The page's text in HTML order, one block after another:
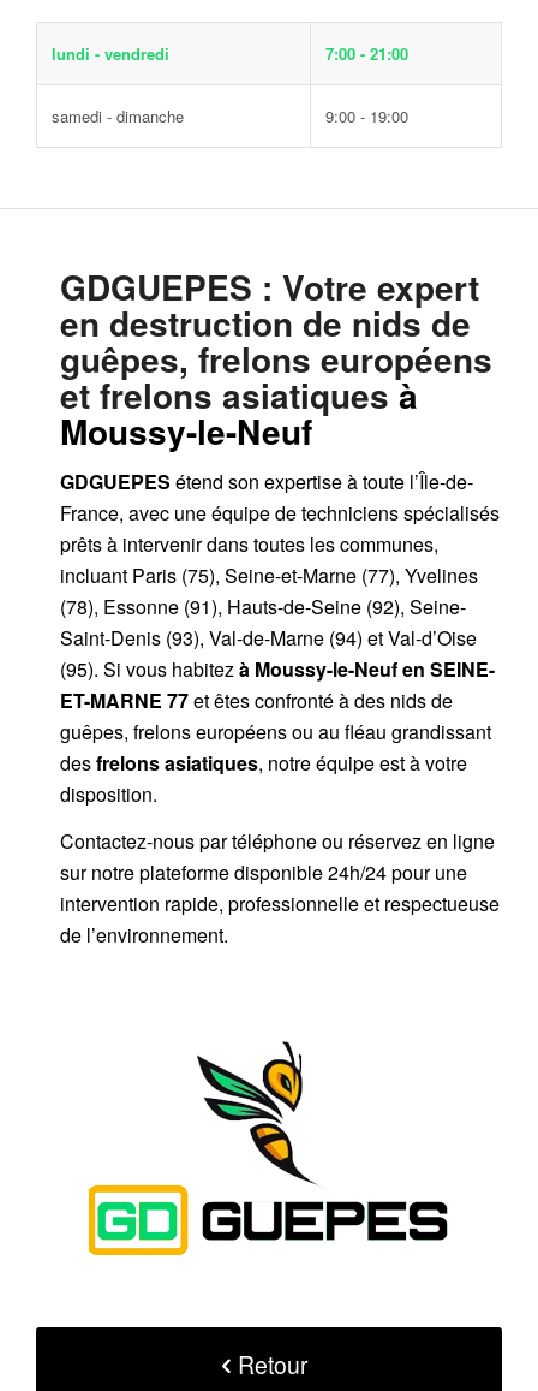
lundi - vendredi 7:00 - 21:00
samedi - dimanche 9:00 - 19:00
GDGUEPES : Votre expert
en destruction de nids de
guêpes, frelons européens
et frelons asiatiquesà
Moussy-le-Neuf
GDGUEPES étend son expertise à toute l’Île-de-
France, avec une équipe de techniciens spécialisés
prêts à intervenir dans toutes les communes,
incluant Paris (75), Seine-et-Marne (77), Yvelines
(78), Essonne (91), Hauts-de-Seine (92), Seine-
Saint-Denis (93), Val-de-Marne (94) et Val-d’Oise
(95). Si vous habitez à Moussy-le-Neufen SEINE-
ET-MARNE 77et êtes confronté à des nids de
guêpes, frelons européens ou au fléau grandissant
desfrelons asiatiques, notre équipe est à votre
disposition.
Contactez-nous partéléphoneou réservez en ligne
sur notre plateforme disponible 24h/24pour une
intervention rapide, professionnelle et respectueuse
de l’environnement.
Retour